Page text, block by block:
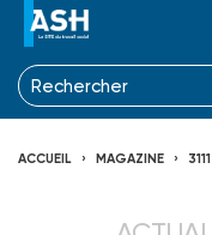
ACCUEIL MAGAZINE 3111